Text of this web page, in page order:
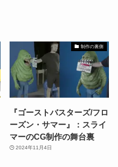
制作の裏側
『ゴーストバスターズ/フロ
ーズン・サマー』：スライ
マーのCG制作の舞台裏
2024年11月4日